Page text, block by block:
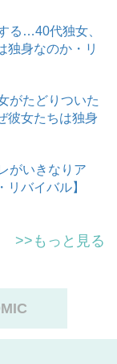
る…40代独女、
独身なのか・リ
がたどりついた
彼女たちは独身
がいきなりア
バイバル】
>>もっと見る